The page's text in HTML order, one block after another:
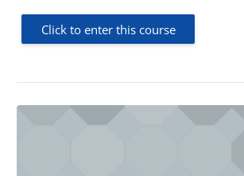
Click to enter this course